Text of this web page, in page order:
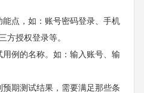
点，如：账号密码登录、手机
方授权登录等。
例的名称。如：输入账号、输
期测试结果，需要满足那些条